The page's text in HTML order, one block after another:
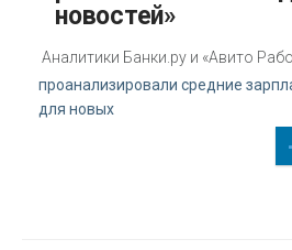
новостей»
Аналитики Банки.ру и «Авито
проанализировали средние
для новых